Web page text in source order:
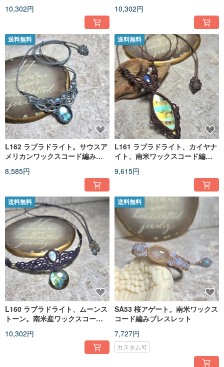
10,302円 10,302円
送料無料
L162 ラブラドライト。サウスア
メリカンワックスコード編みネ
8,585円
送料無料
L161 ラブラドライト、カイヤナ
イト、南米ワックスコード編み
9,615円
送料無料
L160 ラブラドライト、ムーンス
トーン。南米産ワックスコード
10,302円
送料無料
SA53 桜アゲート。南米ワックス
コード編みブレスレット
7,727円
カスタム可